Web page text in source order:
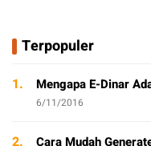
Terpopuler
1. Mengapa E-Dinar
6/11/2016
2. Cara Mudah